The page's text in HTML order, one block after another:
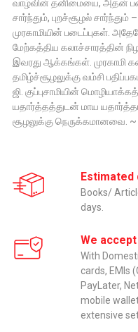
வாழ்வின் தனிமையை, அதன்
சார்ந்தும், புறச்சூழல்
முரகாமியின் படைப்புகள்.
மேற்கத்திய கலாச்சாரத்தின்
இவரது ஆக்கங்கள். முரகாமி
தமிழ்ச்சூழலுக்கு வம்சி
ஜி. குப்புசாமியின்
யதார்த்தத்துடன் மாய
சூழலுக்கு நெருக்கமானவை. ~
Books/
days.
We
With
cards, EMIs
PayLater,
mobile
extensive